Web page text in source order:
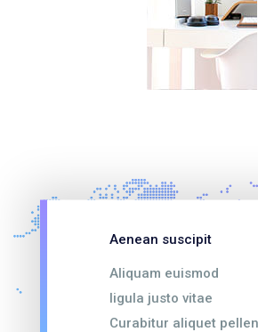
Aenean suscipit
Aliquam euismod
ligula justo vitae
Curabitur aliquet